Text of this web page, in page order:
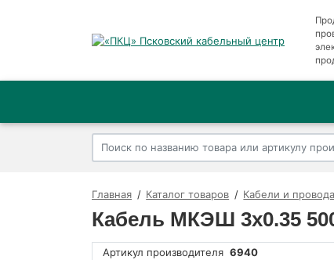
Главная Каталог товаров Кабели и провода
Кабель МКЭШ 3х0.35
Артикул производителя 6940